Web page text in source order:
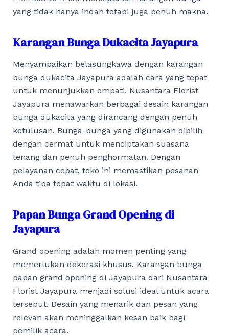
yang tidak hanya indah tetapi juga penuh makna.
Karangan Bunga Dukacita Jayapura
Menyampaikan belasungkawa dengan karangan
bunga dukacita Jayapura adalah cara yang tepat
untuk menunjukkan empati. Nusantara Florist
Jayapura menawarkan berbagai desain karangan
bunga dukacita yang dirancang dengan penuh
ketulusan. Bunga-bunga yang digunakan dipilih
dengan cermat untuk menciptakan suasana
tenang dan penuh penghormatan. Dengan
pelayanan cepat, toko ini memastikan pesanan
Anda tiba tepat waktu di lokasi.
Papan Bunga Grand Opening di
Jayapura
Grand opening adalah momen penting yang
memerlukan dekorasi khusus. Karangan bunga
papan grand opening di Jayapura dari Nusantara
Florist Jayapura menjadi solusi ideal untuk acara
tersebut. Desain yang menarik dan pesan yang
relevan akan meninggalkan kesan baik bagi
pemilik acara.